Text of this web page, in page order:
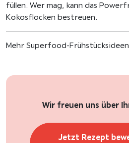
füllen. Wer mag, kann das
Kokosflocken bestreuen.
Mehr Superfood-
Wir freuen uns über
Jetzt Rezept